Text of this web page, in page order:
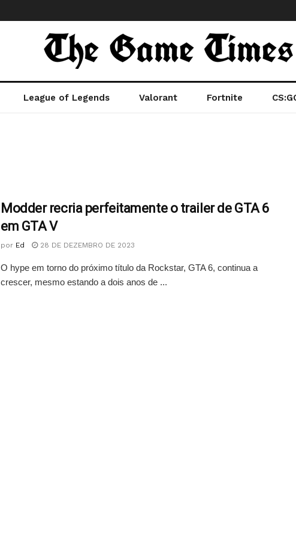
League of Legends Valorant Fortnite
Modder recria perfeitamente o trailer de GTA 6
em GTA V
por Ed 28 DE DEZEMBRO DE 2023
O hype em torno do próximo título da Rockstar, GTA 6, continua a
crescer, mesmo estando a dois anos de ...